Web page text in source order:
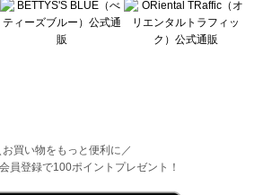
お買い物をもっと便利に／
員登録で100ポイントプレゼント！